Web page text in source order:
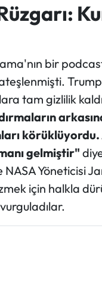
bir
tam gizlilik
gelmiştir"
Yöneticisi
için halkla